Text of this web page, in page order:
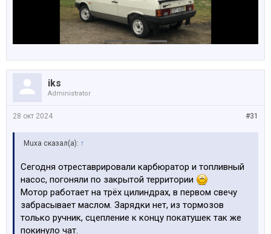
iks
Administrator
#31
28 окт 2024
Muxa сказал(а): ↑
Сегодня отреставрировали карбюратор и топливный
насос, погоняли по закрытой территории
Мотор работает на трёх цилиндрах, в первом свечу
забрасывает маслом. Зарядки нет, из тормозов
только ручник, сцепление к концу покатушек так же
покинуло чат.